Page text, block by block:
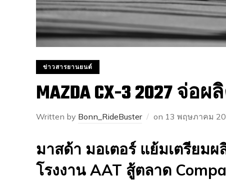
ข่าวสารยานยนต์
MAZDA CX-3 2027 จ่
Written by Bonn_RideBuster on 13 พฤษภาคม
มาสด้า มอเตอร์ แย้มเตรียม
โรงงาน AAT สู้ตลาด